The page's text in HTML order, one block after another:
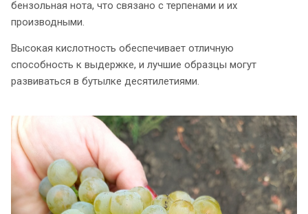
бензольная нота, что связано с терпенами и их
производными.
Высокая кислотность обеспечивает отличную
способность к выдержке, и лучшие образцы могут
развиваться в бутылке десятилетиями.